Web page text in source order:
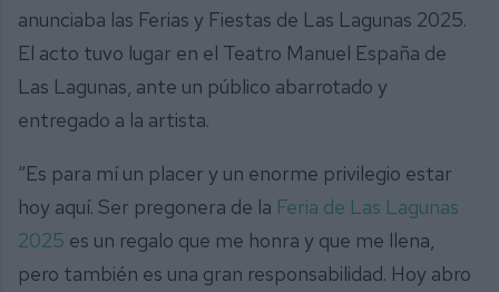
anunciaba las Ferias y Fiestas de Las Lagunas 2025.
El acto tuvo lugar en el Teatro Manuel España de
Las Lagunas, ante un público abarrotado y
entregado a la artista.
“Es para mí un placer y un enorme privilegio estar
hoy aquí. Ser pregonera de la Feria de Las Lagunas
2025 es un regalo que me honra y que me llena,
pero también es una gran responsabilidad. Hoy abro